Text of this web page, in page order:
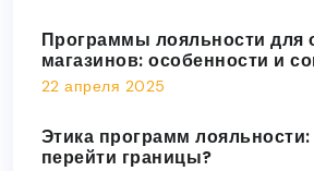
Программы лояльности для
магазинов: особенности и
22 апреля 2025
Этика программ лояльности:
перейти границы?